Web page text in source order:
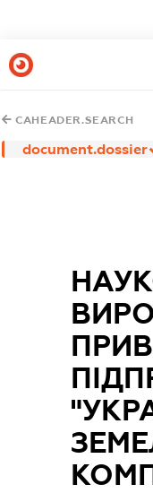
CAHEADER.SEARCH
document.dossier